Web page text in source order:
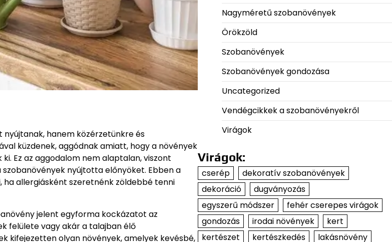
hanem közérzetünkre és
küzdenek, aggódnak amiatt, hogy a növények
Ez az aggodalom nem alaptalan, viszont
nyújtotta előnyöket. Ebben a
allergiásként szeretnénk zöldebbé tenni
jelent egyforma kockázatot az
felülete vagy akár a talajban élő
kifejezetten olyan növények, amelyek kevésbé,
Nagyméretű szobanövények
Örökzöld
Szobanövények
Szobanövények gondozása
Uncategorized
Vendégcikkek a szobanövényekről
Virágok
Virágok:
cserép
dekoratív szobanövények
dekoráció
dugványozás
egyszerű módszer
fehér cserepes virágok
gondozás
irodai növények
kert
kertészet
kertészkedés
lakásnövény